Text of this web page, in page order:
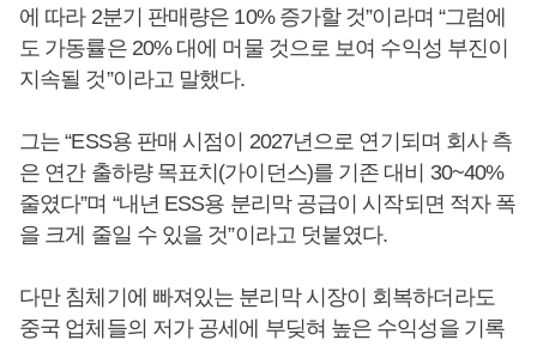
에 따라 2분기 판매량은 10% 증가할 것”이라며 “그럼에
도 가동률은 20% 대에 머물 것으로 보여 수익성 부진이
지속될 것”이라고 말했다.
그는 “ESS용 판매 시점이 2027년으로 연기되며 회사 측
은 연간 출하량 목표치(가이던스)를 기존 대비 30~40%
줄였다”며 “내년 ESS용 분리막 공급이 시작되면 적자 폭
을 크게 줄일 수 있을 것”이라고 덧붙였다.
다만 침체기에 빠져있는 분리막 시장이 회복하더라도
중국 업체들의 저가 공세에 부딪혀 높은 수익성을 기록